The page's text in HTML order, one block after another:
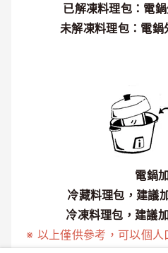
已解凍料理包：電
未解凍料理包：電鍋
電鍋
冷藏料理包，建議
冷凍料理包，建議
※ 以上僅供參考，可以個